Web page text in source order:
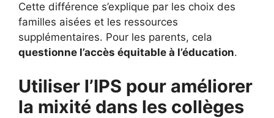
Cette différence s’explique par les choix des
familles aisées et les ressources
supplémentaires. Pour les parents, cela
questionne l’accès équitable à l’éducation.
Utiliser l’IPS pour améliorer
la mixité dans les collèges